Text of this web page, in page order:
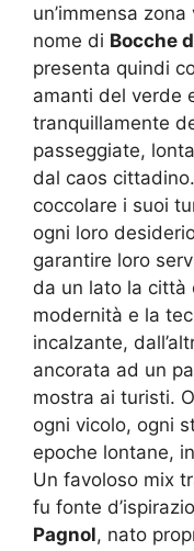
un’immensa
nome di Bocche
presenta quindi
amanti del verde
tranquillamente
passeggiate,
dal caos
coccolare i suoi
ogni loro
garantire loro
da un lato la città
modernità e la
incalzante,
ancorata ad un
mostra ai turisti.
ogni vicolo, ogni
epoche lontane,
Un favoloso mix
fu fonte
Pagnol, nato